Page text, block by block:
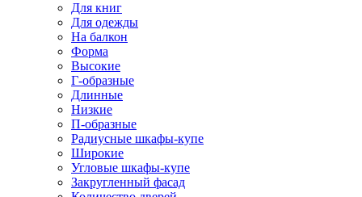
Для книг
Для одежды
На балкон
Форма
Высокие
Г-образные
Длинные
Низкие
П-образные
Радиусные шкафы-купе
Широкие
Угловые шкафы-купе
Закругленный фасад